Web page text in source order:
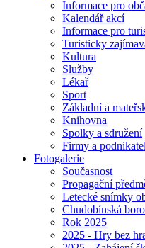
Informace pro
Kalendář akcí
Informace pro
Turisticky
Kultura
Služby
Lékař
Sport
Základní a
Knihovna
Spolky a sdružení
Firmy a
Fotogalerie
Současnost
Propagační
Letecké snímky
Chudobínská
Rok 2025
2025 - Hry bez